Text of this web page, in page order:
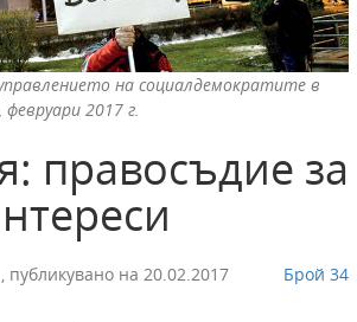
на социалдемократите в
2017 г.
правосъдие за
, публикувано на 20.02.2017 Брой 34